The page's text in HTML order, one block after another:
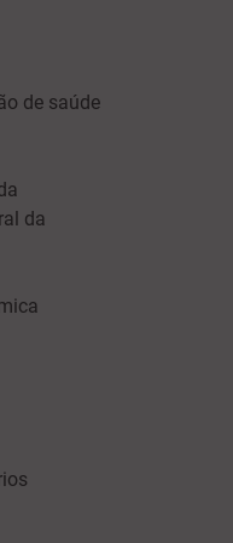
de saúde
da